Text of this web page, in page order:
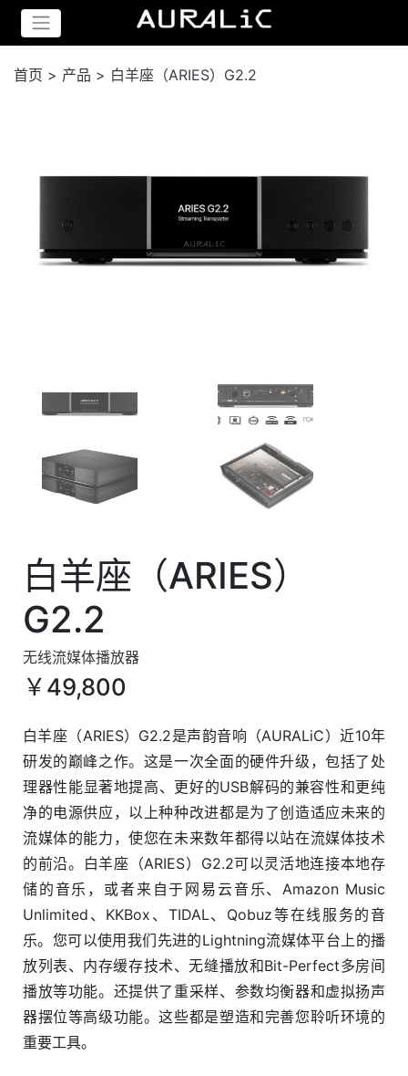
首页 > 产品 > 白羊座（ARIES）G2.2
白羊座（ARIES）
G2.2
无线流媒体播放器
￥49,800
白羊座（ARIES）G2.2是声韵音响（AURALiC）近10年
研发的巅峰之作。这是一次全面的硬件升级，包括了处
理器性能显著地提高、更好的USB解码的兼容性和更纯
净的电源供应，以上种种改进都是为了创造适应未来的
流媒体的能力，使您在未来数年都得以站在流媒体技术
的前沿。白羊座（ARIES）G2.2可以灵活地连接本地存
储的音乐，或者来自于网易云音乐、Amazon Music
Unlimited、KKBox、TIDAL、Qobuz等在线服务的音
乐。您可以使用我们先进的Lightning流媒体平台上的播
放列表、内存缓存技术、无缝播放和Bit-Perfect多房间
播放等功能。还提供了重采样、参数均衡器和虚拟扬声
器摆位等高级功能。这些都是塑造和完善您聆听环境的
重要工具。